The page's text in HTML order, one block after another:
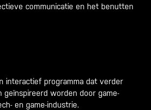
communicatie en het benutten
interactief programma dat verder
geïnspireerd worden door game-
en game-industrie.